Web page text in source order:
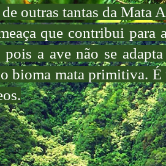
de outras tantas da Mata
que contribui para
pois a ave não se
bioma mata primitiva.